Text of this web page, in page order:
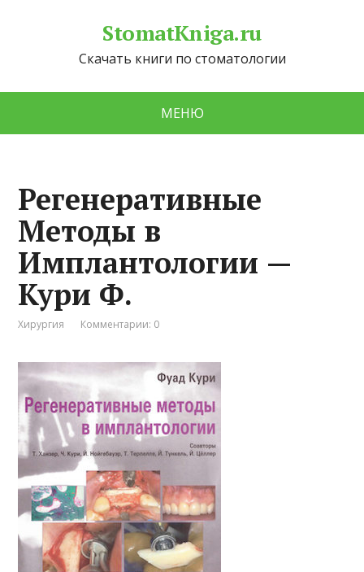
StomatKniga.ru
Скачать книги по стоматологии
МЕНЮ
Регенеративные
Методы в
Имплантологии —
Кури Ф.
Хирургия Комментарии: 0